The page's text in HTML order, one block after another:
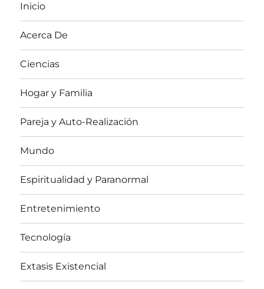
Inicio
Acerca De
Ciencias
Hogar y Familia
Pareja y Auto-Realización
Mundo
Espiritualidad y Paranormal
Entretenimiento
Tecnología
Extasis Existencial